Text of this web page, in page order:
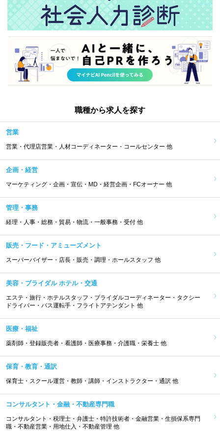
職種から求人を探す
営業
営業・代理店営業・人材コーディネーター・コールセンター 他
企画・経営
マーケティング・企画・宣伝・MD・経営企画・FCオーナー 他
管理・事務
経理・人事・総務・貿易・物流・一般事務・受付 他
販売・フード・アミューズメント
スーパーバイザー・店長・販売・調理・ホールスタッフ 他
美容・ブライダル ホテル・交通
エステ・旅行・ホテルスタッフ・ブライダルコーディネーター・タクシー
ドライバー・バス運転手・フライトアテンダント 他
医療・福祉
薬剤師・登録販売者・看護師・医療事務・介護職・栄養士 他
保育・教育・通訳
保育士・スクール運営・教師・講師・インストラクター・通訳 他
コンサルタント・金融・不動産専門職
コンサルタント・税理士・弁護士・特許技術者・金融営業・生損保系専門
職・不動産営業・用地仕入・不動産管理 他